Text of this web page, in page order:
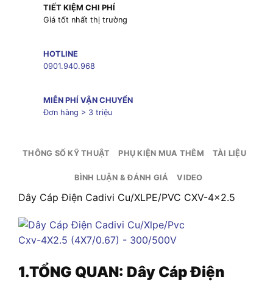
TIẾT KIỆM CHI PHÍ
Giá tốt nhất thị trường
HOTLINE
0901.940.968
MIỄN PHÍ VẬN CHUYỂN
Đơn hàng > 3 triệu
THÔNG SỐ KỸ THUẬT PHỤ KIỆN MUA THÊM TÀI LIỆU
BÌNH LUẬN & ĐÁNH GIÁ VIDEO
Dây Cáp Điện Cadivi Cu/XLPE/PVC CXV-4×2.5
1.TỔNG QUAN: Dây Cáp Điện